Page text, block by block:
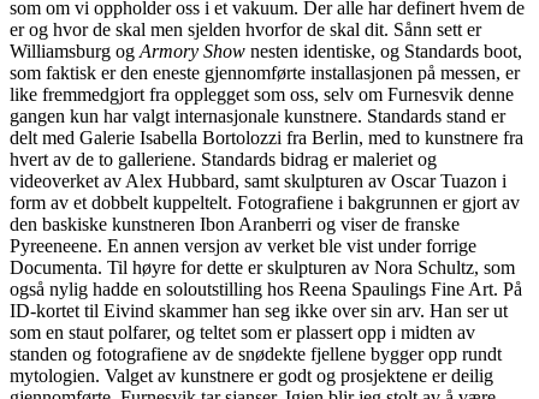
som om vi oppholder oss i et vakuum. Der alle har definert hvem de
er og hvor de skal men sjelden hvorfor de skal dit. Sånn sett er
Williamsburg og Armory Show nesten identiske, og Standards boot,
som faktisk er den eneste gjennomførte installasjonen på messen, er
like fremmedgjort fra opplegget som oss, selv om Furnesvik denne
gangen kun har valgt internasjonale kunstnere. Standards stand er
delt med Galerie Isabella Bortolozzi fra Berlin, med to kunstnere fra
hvert av de to galleriene. Standards bidrag er maleriet og
videoverket av Alex Hubbard, samt skulpturen av Oscar Tuazon i
form av et dobbelt kuppeltelt. Fotografiene i bakgrunnen er gjort av
den baskiske kunstneren Ibon Aranberri og viser de franske
Pyreeneene. En annen versjon av verket ble vist under forrige
Documenta. Til høyre for dette er skulpturen av Nora Schultz, som
også nylig hadde en soloutstilling hos Reena Spaulings Fine Art. På
ID-kortet til Eivind skammer han seg ikke over sin arv. Han ser ut
som en staut polfarer, og teltet som er plassert opp i midten av
standen og fotografiene av de snødekte fjellene bygger opp rundt
mytologien. Valget av kunstnere er godt og prosjektene er deilig